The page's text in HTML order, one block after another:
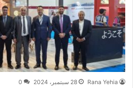
Rana Yehia 28 سبتمبر، 2024 0